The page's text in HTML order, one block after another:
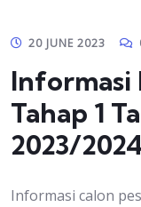
20 JUNE 2023
Informasi
Tahap 1
2023/
Informasi calon